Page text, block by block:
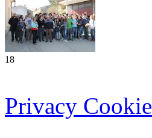
18
Privacy Cookie